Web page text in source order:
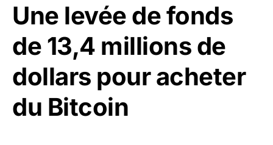
Une levée de fonds
de 13,4 millions de
dollars pour acheter
du Bitcoin